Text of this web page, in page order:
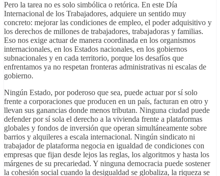
Pero la tarea no es solo simbólica o retórica. En este Día
Internacional de los Trabajadores, adquiere un sentido muy
concreto: mejorar las condiciones de empleo, el poder adquisitivo y
los derechos de millones de trabajadores, trabajadoras y familias.
Eso nos exige actuar de manera coordinada en los organismos
internacionales, en los Estados nacionales, en los gobiernos
subnacionales y en cada territorio, porque los desafíos que
enfrentamos ya no respetan fronteras administrativas ni escalas de
gobierno.
Ningún Estado, por poderoso que sea, puede actuar por sí solo
frente a corporaciones que producen en un país, facturan en otro y
llevan sus ganancias donde menos tributan. Ninguna ciudad puede
defender por sí sola el derecho a la vivienda frente a plataformas
globales y fondos de inversión que operan simultáneamente sobre
barrios y alquileres a escala internacional. Ningún sindicato ni
trabajador de plataforma negocia en igualdad de condiciones con
empresas que fijan desde lejos las reglas, los algoritmos y hasta los
márgenes de su precariedad. Y ninguna democracia puede sostener
la cohesión social cuando la desigualdad se globaliza, la riqueza se